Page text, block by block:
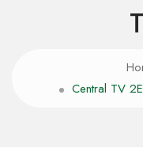
Central TV